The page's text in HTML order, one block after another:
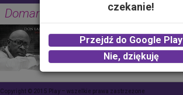
Domans Dance
DON LAKA
2.00 zł -KUP
Copyright © 2015 Play – wszelkie prawa zastrzeżone
czekanie!
Przejdź do Google Play
Nie, dziękuję